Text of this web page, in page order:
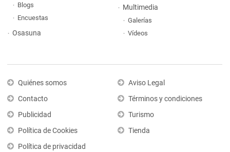
Blogs
Encuestas
Osasuna
Multimedia
Galerías
Vídeos
Quiénes somos
Contacto
Publicidad
Política de Cookies
Política de privacidad
Aviso Legal
Términos y condiciones
Turismo
Tienda